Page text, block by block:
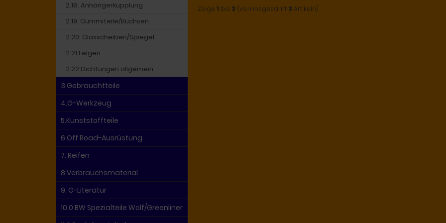
Zeige 1 bis 3 (von insgesamt 3 Artikeln)
2.18. Anhängerkupplung
2.19. Gummiteile/Buchsen
2.20. Glasscheiben/Spiegel
2.21 Felgen
2.22 Dichtungen allgemein
3.Gebrauchtteile
4.G-Werkzeug
5.Kunststoffteile
6.Off Road-Ausrüstung
7. Reifen
8.Verbrauchsmaterial
9. G-Literatur
10.0 BW Spezialteile Wolf/Greenliner